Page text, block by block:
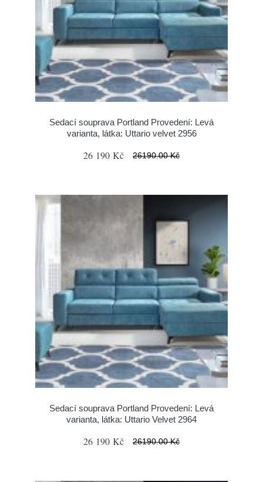
Sedací souprava Portland Provedení: Levá
varianta, látka: Uttario velvet 2956
26 190 Kč 26190.00 Kč
Sedací souprava Portland Provedení: Levá
varianta, látka: Uttario Velvet 2964
26 190 Kč 26190.00 Kč